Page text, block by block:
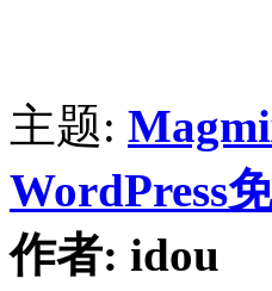
主题:
WordPress
作者: idou